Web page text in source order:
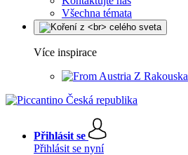
Všechna témata
Více inspirace
Z Rakouska
Přihlásit se
Přihlásit se nyní